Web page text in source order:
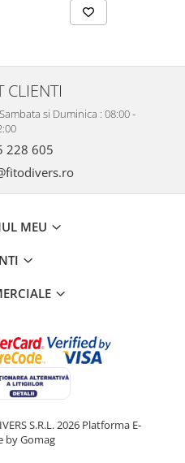
CLIENTI
si Duminica : 08:00 -
228 605
MEU
S.R.L. 2026 Platforma E-
by Gomag